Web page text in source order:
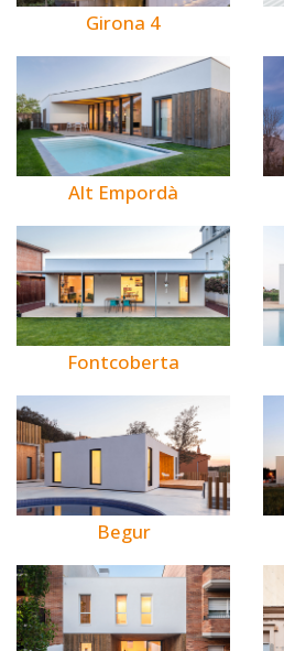
Girona 4
Alt Empordà
Fontcoberta
Begur